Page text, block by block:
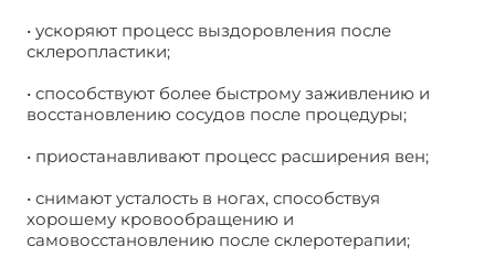
• ускоряют процесс выздоровления после
склеропластики;
• способствуют более быстрому заживлению и
восстановлению сосудов после процедуры;
• приостанавливают процесс расширения вен;
• снимают усталость в ногах, способствуя
хорошему кровообращению и
самовосстановлению после склеротерапии;